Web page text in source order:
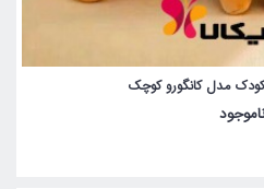
مدل کانگورو کوچک
ناموجود